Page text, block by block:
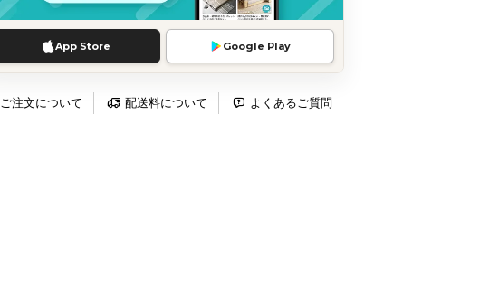
App Store Google Play
ご注文について 配送料について よくあるご質問